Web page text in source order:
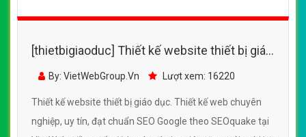
[thietbigiaoduc] Thiết kế website thiết bị giáo
dục đẹp, chuyên nghiệp chuẩn SEO
By: VietWebGroup.Vn Lượt xem: 16220
Thiết kế website thiết bị giáo dục. Thiết kế web chuyên
nghiệp, uy tín, đạt chuẩn SEO Google theo SEOquake tại